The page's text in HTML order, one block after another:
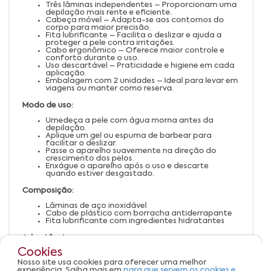
Três lâminas independentes – Proporcionam uma
depilação mais rente e eficiente.
Cabeça móvel – Adapta-se aos contornos do
corpo para maior precisão.
Fita lubrificante – Facilita o deslizar e ajuda a
proteger a pele contra irritações.
Cabo ergonômico – Oferece maior controle e
conforto durante o uso.
Uso descartável – Praticidade e higiene em cada
aplicação.
Embalagem com 2 unidades – Ideal para levar em
viagens ou manter como reserva.
Modo de uso:
Umedeça a pele com água morna antes da
depilação.
Aplique um gel ou espuma de barbear para
facilitar o deslizar.
Passe o aparelho suavemente na direção do
crescimento dos pelos.
Enxágue o aparelho após o uso e descarte
quando estiver desgastado.
Composição:
Lâminas de aço inoxidável
Cabo de plástico com borracha antiderrapante
Fita lubrificante com ingredientes hidratantes
Advertências:
Uso externo.
Manter fora do alcance de crianças.
Não utilizar em áreas irritadas ou lesionadas.
Cookies
Nosso site usa cookies para oferecer uma melhor